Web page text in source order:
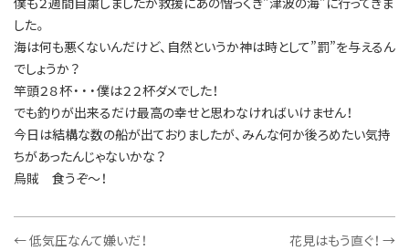
した。
海は何も悪くないんだけど、自然というか神は時として”罰”を与えるん
でしょうか？
竿頭２８杯・・・僕は２２杯ダメでした！
でも釣りが出来るだけ最高の幸せと思わなければいけません！
今日は結構な数の船が出ておりましたが、みんな何か後ろめたい気持
ちがあったんじゃないかな？
烏賊 食うぞ～！
←低気圧なんて嫌いだ！ 花見はもう直ぐ！ →